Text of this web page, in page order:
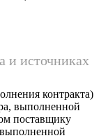
и источниках
контракта)
выполненной
поставщику